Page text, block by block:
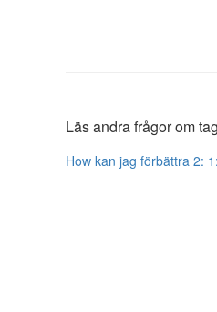
Läs andra frågor om
How kan jag förbättra 2: